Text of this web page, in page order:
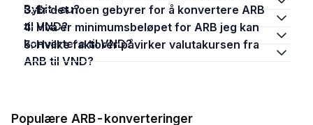
Bybit-eu?
3. Er det noen gebyrer for å konvertere ARB
til VND?
4. Hva er minimumsbeløpet for ARB jeg kan
konvertere til VND?
5. Hvilke faktorer påvirker valutakursen fra
ARB til VND?
Populære ARB-konverteringer